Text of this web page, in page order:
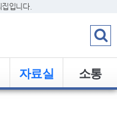
입니다.
소통
자료실